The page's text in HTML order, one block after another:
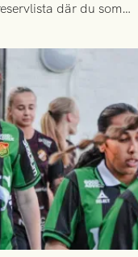
där du som
intresse. Du kan